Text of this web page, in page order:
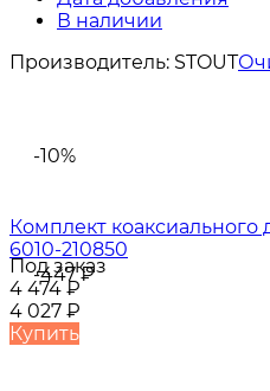
В наличии
Производитель: STOUT
-10%
-447₽
Комплект коаксиального
6010-210850
Под заказ
4 474₽
4 027 ₽
Купить